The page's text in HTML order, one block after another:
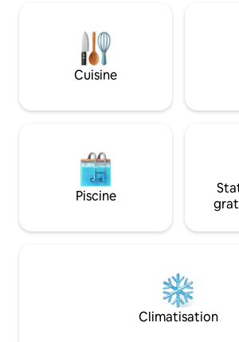
de maisons - Salle de bain en marbre,
douche à l'italienne -Bureau et Internet
haute vitesse - Bar à petit-déjeuner - 2
grands placards - Un score de
transports en commun - Accès facile à
Cuisine
Piscine
Climatisation